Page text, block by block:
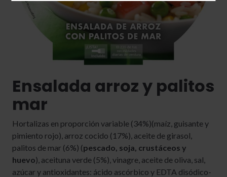
Ensalada arroz y palitos
mar
Hortalizas en proporción variable (34%)(maíz, guisante y
pimiento rojo), arroz cocido (17%), aceite de girasol,
palitos de mar (6%) (pescado, soja, crustáceos y
huevo), aceituna verde (5%), vinagre, aceite de oliva, sal,
azúcar y antioxidantes: ácido ascórbico y EDTA disódico-